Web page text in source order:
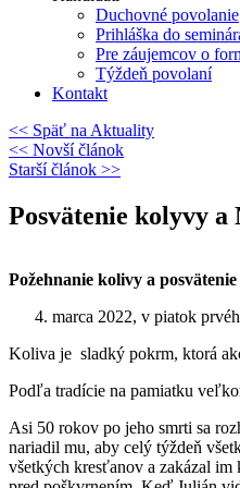
Duchovné povolanie
Prihláška do
Pre záujemcov o
Týždeň povolaní
Kontakt
<< Späť na Aktuality
<< Novší článok
Starší článok >>
Posvätenie kolyvy a
Požehnanie kolivy a
marca 2022, v piatok
Koliva je sladký pokrm, ktorá
Podľa tradície na pamiatku
Asi 50 rokov po jeho smrti sa
nariadil mu, aby celý týždeň
všetkých kresťanov a zakázal